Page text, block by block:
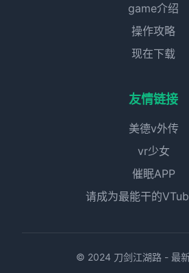
game介绍
操作攻略
现在下载
友情链接
美德v外传
vr少女
催眠APP
请成为最能干的
© 2024 刀剑江湖路 - 最